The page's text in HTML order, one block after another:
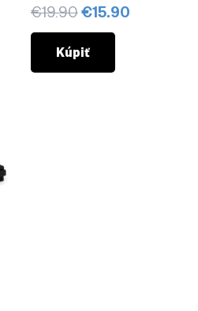
€19.90Pôvodná
cena
bola:
€19.90.
€15.90
Kúpiť